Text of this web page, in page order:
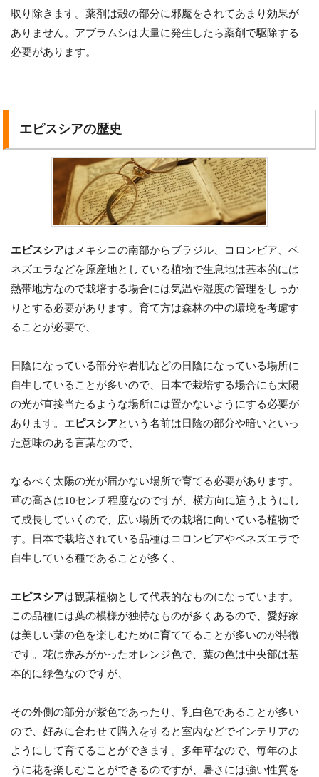
取り除きます。薬剤は殻の部分に邪魔をされてあまり効果が
ありません。アブラムシは大量に発生したら薬剤で駆除する
必要があります。
エピスシアの歴史
エピスシアはメキシコの南部からブラジル、コロンビア、ベ
ネズエラなどを原産地としている植物で生息地は基本的には
熱帯地方なので栽培する場合には気温や湿度の管理をしっか
りとする必要があります。育て方は森林の中の環境を考慮す
ることが必要で、
日陰になっている部分や岩肌などの日陰になっている場所に
自生していることが多いので、日本で栽培する場合にも太陽
の光が直接当たるような場所には置かないようにする必要が
あります。 エピスシアという名前は日陰の部分や暗いといっ
た意味のある言葉なので、
なるべく太陽の光が届かない場所で育てる必要があります。
草の高さは10センチ程度なのですが、横方向に這うようにし
て成長していくので、広い場所での栽培に向いている植物で
す。日本で栽培されている品種はコロンビアやベネズエラで
自生している種であることが多く、
エピスシアは観葉植物として代表的なものになっています。
この品種には葉の模様が独特なものが多くあるので、愛好家
は美しい葉の色を楽しむために育ててることが多いのが特徴
です。花は赤みがかったオレンジ色で、葉の色は中央部は基
本的に緑色なのですが、
その外側の部分が紫色であったり、乳白色であることが多い
ので、好みに合わせて購入をすると室内などでインテリアの
ようにして育てることができます。多年草なので、毎年のよ
うに花を楽しむことができるのですが、暑さには強い性質を